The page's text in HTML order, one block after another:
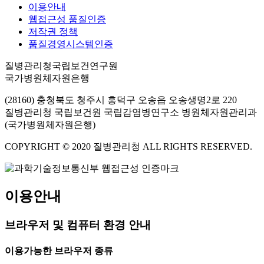
이용안내
웹접근성 품질인증
저작권 정책
품질경영시스템인증
질병관리청국립보건연구원
국가병원체자원은행
(28160) 충청북도 청주시 흥덕구 오송읍 오송생명2로 220
질병관리청 국립보건원 국립감염병연구소 병원체자원관리과
(국가병원체자원은행)
COPYRIGHT © 2020 질병관리청 ALL RIGHTS RESERVED.
이용안내
브라우저 및 컴퓨터 환경 안내
이용가능한 브라우저 종류